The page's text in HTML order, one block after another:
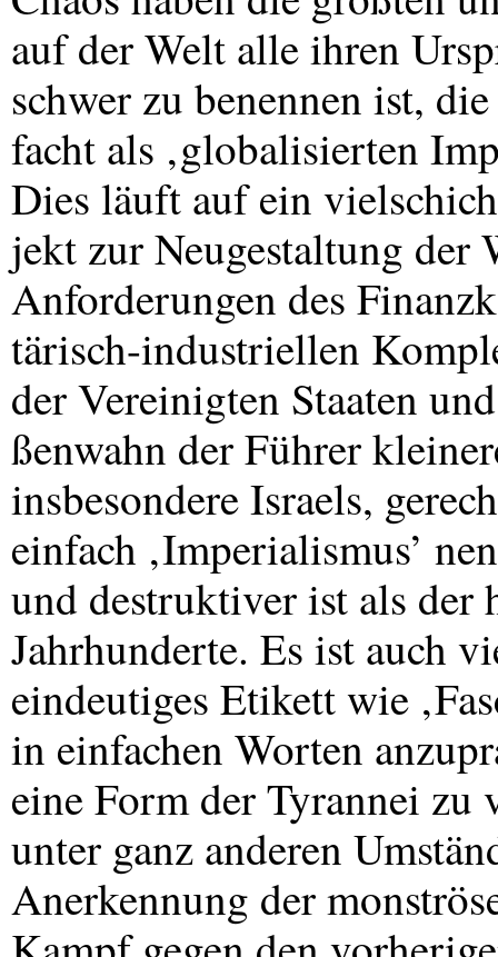
auf der Welt alle ihren
schwer zu benennen ist,
facht als ‚globalisierten
Dies läuft auf ein
jekt zur Neugestaltung der
Anforderungen des
tärisch-industriellen
der Vereinigten Staaten
ßenwahn der Führer
insbesondere Israels,
einfach ‚Imperialismus’
und destruktiver ist als
Jahrhunderte. Es ist auch
eindeutiges Etikett wie
in einfachen Worten
eine Form der Tyrannei zu
unter ganz anderen
Anerkennung der